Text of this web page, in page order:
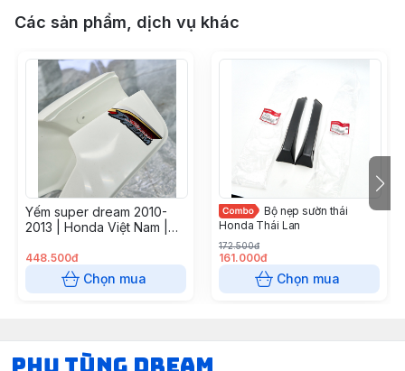
Các sản phẩm, dịch vụ khác
Yếm super dream 2010-
2013 | Honda Việt Nam |
448.500đ
Chọn mua
Bộ nẹp sườn thái
Honda Thái Lan
172.500đ
161.000đ
Chọn mua